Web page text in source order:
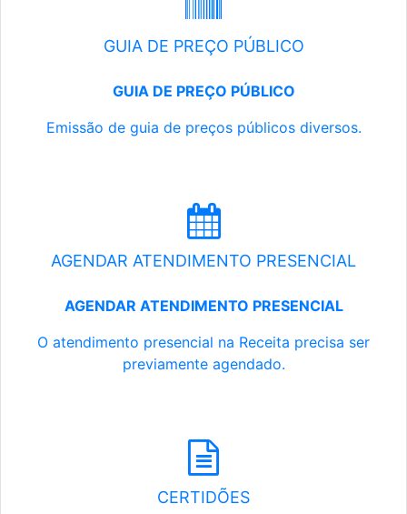
GUIA DE PREÇO PÚBLICO
GUIA DE PREÇO PÚBLICO
Emissão de guia de preços públicos diversos.
AGENDAR ATENDIMENTO PRESENCIAL
AGENDAR ATENDIMENTO PRESENCIAL
O atendimento presencial na Receita precisa ser
previamente agendado.
CERTIDÕES